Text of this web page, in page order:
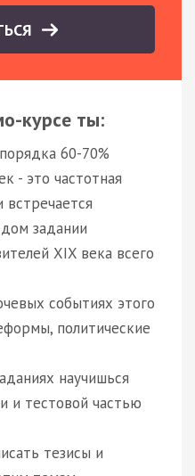
курсе ты:
60-70%
- это частотная
встречается
задании
XIX века всего
событиях этого
политические
научишься
и тестовой частью
тезисы и